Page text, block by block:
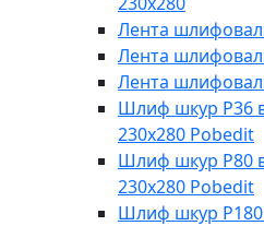
Лента
Лента
Лента
Шлиф шкур Р36
230х280 Pobedit
Шлиф шкур Р80
230х280 Pobedit
Шлиф шкур